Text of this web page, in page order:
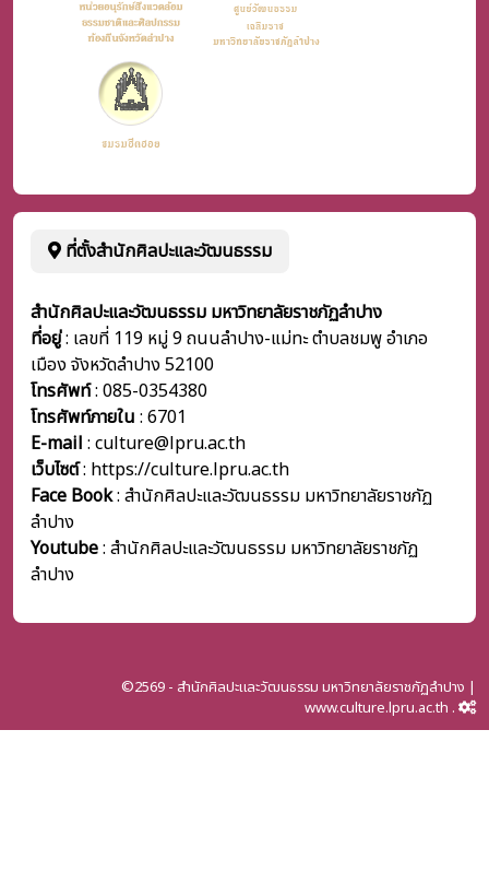
ที่ตั้งสำนักศิลปะและวัฒนธรรม
สำนักศิลปะและวัฒนธรรม มหาวิทยาลัยราชภัฏลำปาง
ที่อยู่: เลขที่ 119 หมู่ 9 ถนนลำปาง-แม่ทะ ตำบลชมพู อำเภอ
เมือง จังหวัดลำปาง 52100
โทรศัพท์: 085-0354380
โทรศัพท์ภายใน : 6701
E-mail : culture@lpru.ac.th
เว็บไซต์: https://culture.lpru.ac.th
Face Book: สำนักศิลปะและวัฒนธรรม มหาวิทยาลัยราชภัฏ
ลำปาง
Youtube: สำนักศิลปะและวัฒนธรรม มหาวิทยาลัยราชภัฏ
ลำปาง
©2569 - สำนักศิลปะและวัฒนธรรม มหาวิทยาลัยราชภัฏลำปาง |
www.culture.lpru.ac.th .